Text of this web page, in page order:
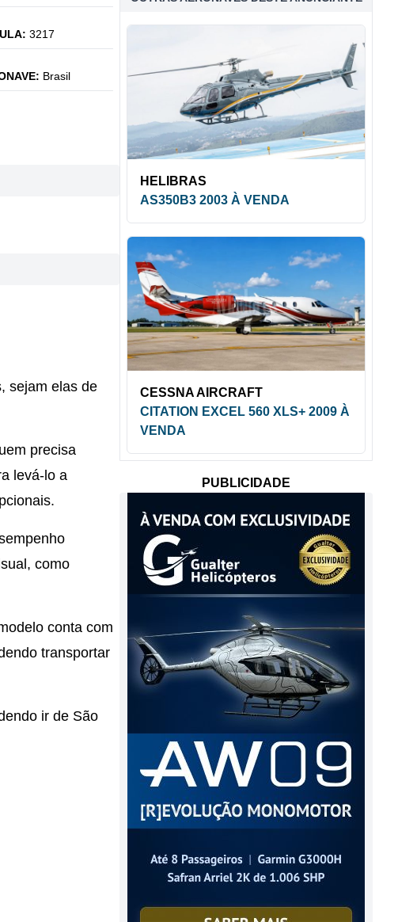
3217
Brasil
sejam elas de
precisa
levá-lo a
como
conta com
transportar
ir de São
HELIBRAS
AS350B3 2003 À VENDA
CESSNA AIRCRAFT
CITATION EXCEL 560 XLS+ 2009 À
VENDA
PUBLICIDADE